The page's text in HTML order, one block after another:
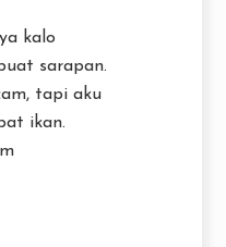
kalo
sarapan.
tapi aku
ikan.